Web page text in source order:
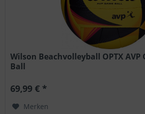
Wilson Beachvolleyball OPTX
Ball
69,99 € *
Merken